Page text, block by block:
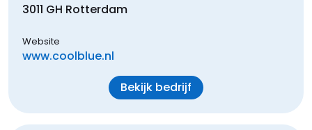
3011 GH Rotterdam
Website
www.coolblue.nl
Bekijk bedrijf